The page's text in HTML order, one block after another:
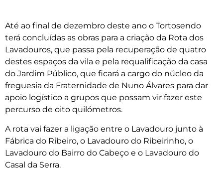
Até ao final de dezembro deste ano o Tortosendo
terá concluídas as obras para a criação da Rota dos
Lavadouros, que passa pela recuperação de quatro
destes espaços da vila e pela requalificação da casa
do Jardim Público, que ficará a cargo do núcleo da
freguesia da Fraternidade de Nuno Álvares para dar
apoio logístico a grupos que possam vir fazer este
percurso de oito quilómetros.
A rota vai fazer a ligação entre o Lavadouro junto à
Fábrica do Ribeiro, o Lavadouro do Ribeirinho, o
Lavadouro do Bairro do Cabeço e o Lavadouro do
Casal da Serra.